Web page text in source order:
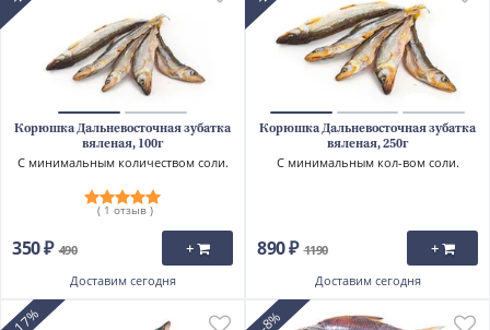
Корюшка Дальневосточная зубатка
вяленая, 100г
С минимальным количеством соли.
( 1 отзыв )
350 ₽ 490 +
Доставим сегодня
Корюшка Дальневосточная зубатка
вяленая, 250г
С минимальным кол-вом соли.
890 ₽ 1190 +
Доставим сегодня
-17% -8%